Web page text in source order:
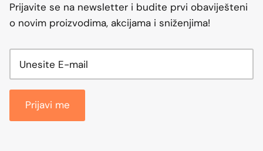
Prijavite se na newsletter i budite prvi obaviješteni
o novim proizvodima, akcijama i sniženjima!
Prijavi me